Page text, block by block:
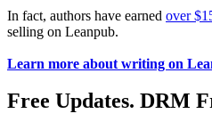
In fact, authors have earned over
selling on Leanpub.
Learn more about writing on
Free Updates. DRM